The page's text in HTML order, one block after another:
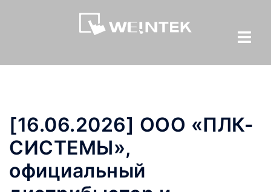
[16.06.2026] ООО «ПЛК-
СИСТЕМЫ»,
официальный